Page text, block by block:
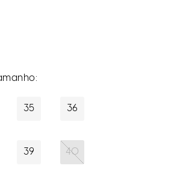
35 36
39 40